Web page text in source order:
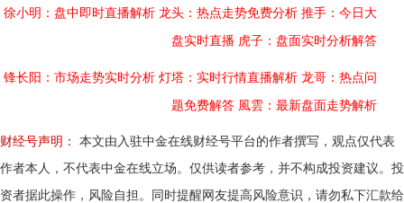
徐小明：盘中即时直播解析 龙头：热点走势免费分析 推手：今日大
盘实时直播 虎子：盘面实时分析解答
锋长阳：市场走势实时分析 灯塔：实时行情直播解析 龙哥：热点问
题免费解答 風雲：最新盘面走势解析
财经号声明：
本文由入驻中金在线财经号平台的作者撰写，观点仅代表
作者本人，不代表中金在线立场。仅供读者参考，并不构成投资建议。投
资者据此操作，风险自担。同时提醒网友提高风险意识，请勿私下汇款给